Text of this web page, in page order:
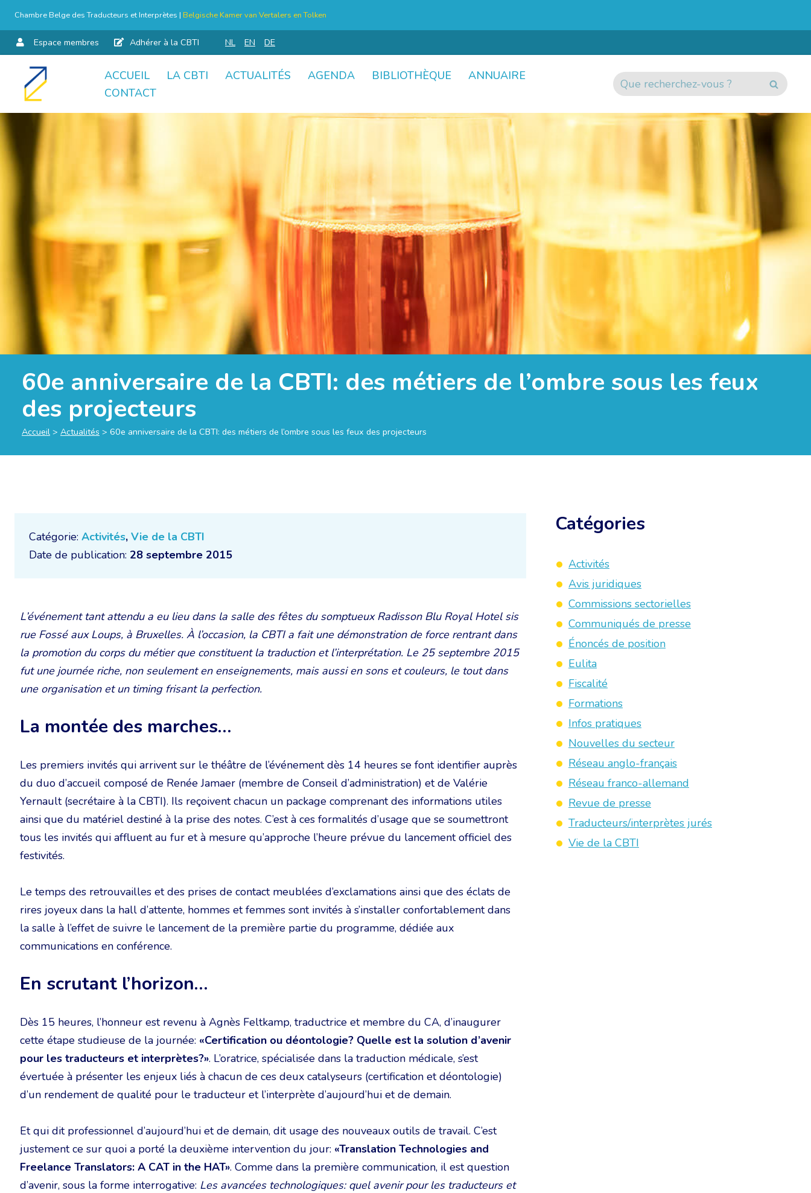
Chambre Belge des Traducteurs et Interprètes | Belgische Kamer van Vertalers en Tolken
Espace membres Adhérer à la CBTI NL EN DE
Aller
contenu
ACCUEIL LA CBTI ACTUALITÉS AGENDA BIBLIOTHÈQUE
ANNUAIRE
CONTACT
60e anniversaire de la CBTI: des métiers de l’ombre sous les feux
des projecteurs
Accueil > Actualités > 60e anniversaire de la CBTI: des métiers de l’ombre sous les feux des projecteurs
Catégorie: Activités, Vie de la CBTI
Date de publication: 28 septembre 2015
L’événement tant attendu a eu lieu dans la salle des fêtes du somptueux Radisson Blu Royal Hotel sis
rue Fossé aux Loups, à Bruxelles. À l’occasion, la CBTI a fait une démonstration de force rentrant dans
la promotion du corps du métier que constituent la traduction et l’interprétation. Le 25 septembre 2015
fut une journée riche, non seulement en enseignements, mais aussi en sons et couleurs, le tout dans
une organisation et un timing frisant la perfection.
La montée des marches…
Les premiers invités qui arrivent sur le théâtre de l’événement dès 14 heures se font identifier auprès
du duo d’accueil composé de Renée Jamaer (membre de Conseil d’administration) et de Valérie
Yernault (secrétaire à la CBTI). Ils reçoivent chacun un package comprenant des informations utiles
ainsi que du matériel destiné à la prise des notes. C’est à ces formalités d’usage que se soumettront
tous les invités qui affluent au fur et à mesure qu’approche l’heure prévue du lancement officiel des
festivités.
Le temps des retrouvailles et des prises de contact meublées d’exclamations ainsi que des éclats de
rires joyeux dans la hall d’attente, hommes et femmes sont invités à s’installer confortablement dans
la salle à l’effet de suivre le lancement de la première partie du programme, dédiée aux
communications en conférence.
En scrutant l’horizon…
Dès 15 heures, l’honneur est revenu à Agnès Feltkamp, traductrice et membre du CA, d’inaugurer
cette étape studieuse de la journée: «Certification ou déontologie? Quelle est la solution d’avenir
pour les traducteurs et interprètes?». L’oratrice, spécialisée dans la traduction médicale, s’est
évertuée à présenter les enjeux liés à chacun de ces deux catalyseurs (certification et déontologie)
d’un rendement de qualité pour le traducteur et l’interprète d’aujourd’hui et de demain.
Et qui dit professionnel d’aujourd’hui et de demain, dit usage des nouveaux outils de travail. C’est
justement ce sur quoi a porté la deuxième intervention du jour: «Translation Technologies and
Freelance Translators: A CAT in the HAT». Comme dans la première communication, il est question
d’avenir, sous la forme interrogative: Les avancées technologiques: quel avenir pour les traducteurs et
Catégories
Activités
Avis juridiques
Commissions sectorielles
Communiqués de presse
Énoncés de position
Eulita
Fiscalité
Formations
Infos pratiques
Nouvelles du secteur
Réseau anglo-français
Réseau franco-allemand
Revue de presse
Traducteurs/interprètes jurés
Vie de la CBTI